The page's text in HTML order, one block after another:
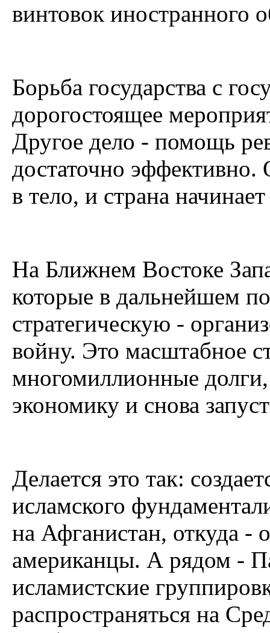
винтовок иностранного
Борьба государства с
дорогостоящее
Другое дело - помощь
достаточно
в тело, и страна
На Ближнем Востоке
которые в дальнейшем
стратегическую -
войну. Это масштабное
многомиллионные
экономику и снова
Делается это так:
исламского
на Афганистан, откуда -
американцы. А рядом -
исламистские
распространяться на